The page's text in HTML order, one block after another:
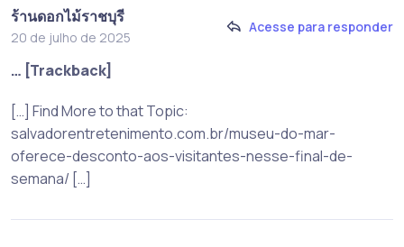
ร้านดอกไม้ราชบุรี
20 de julho de 2025
Acesse para responder
… [Trackback]
[…] Find More to that Topic:
salvadorentretenimento.com.br/museu-do-mar-
oferece-desconto-aos-visitantes-nesse-final-de-
semana/ […]